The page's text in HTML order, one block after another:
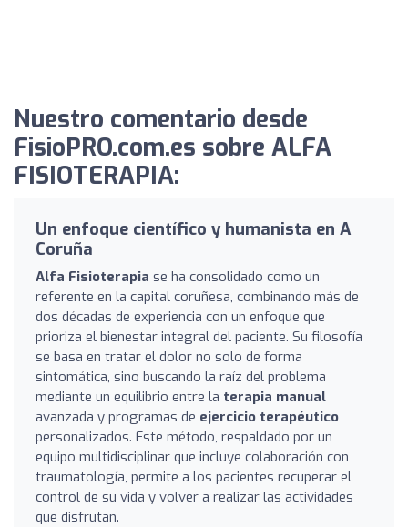
Nuestro comentario desde
FisioPRO.com.es sobre ALFA
FISIOTERAPIA:
Un enfoque científico y humanista en A
Coruña
Alfa Fisioterapia se ha consolidado como un
referente en la capital coruñesa, combinando más de
dos décadas de experiencia con un enfoque que
prioriza el bienestar integral del paciente. Su filosofía
se basa en tratar el dolor no solo de forma
sintomática, sino buscando la raíz del problema
mediante un equilibrio entre la terapia manual
avanzada y programas de ejercicio terapéutico
personalizados. Este método, respaldado por un
equipo multidisciplinar que incluye colaboración con
traumatología, permite a los pacientes recuperar el
control de su vida y volver a realizar las actividades
que disfrutan.